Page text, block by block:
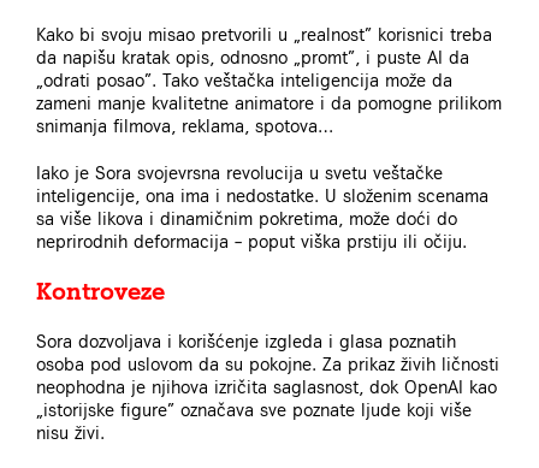
Kako bi svoju misao pretvorili u „realnost” korisnici treba
da napišu kratak opis, odnosno „promt”, i puste AI da
„odrati posao”. Tako veštačka inteligencija može da
zameni manje kvalitetne animatore i da pomogne prilikom
snimanja filmova, reklama, spotova…
Iako je Sora svojevrsna revolucija u svetu veštačke
inteligencije, ona ima i nedostatke. U složenim scenama
sa više likova i dinamičnim pokretima, može doći do
neprirodnih deformacija – poput viška prstiju ili očiju.
Kontroveze
Sora dozvoljava i korišćenje izgleda i glasa poznatih
osoba pod uslovom da su pokojne. Za prikaz živih ličnosti
neophodna je njihova izričita saglasnost, dok OpenAI kao
„istorijske figure” označava sve poznate ljude koji više
nisu živi.